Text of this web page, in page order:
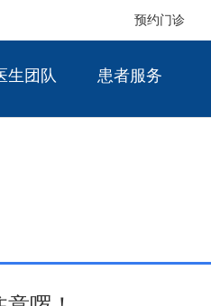
预约门诊
生团队 患者服务